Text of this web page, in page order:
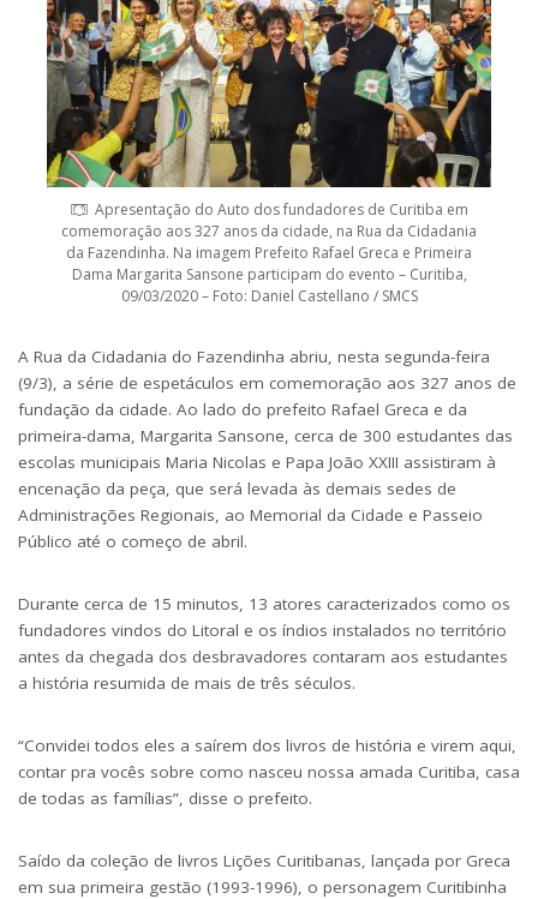
Apresentação do Auto dos fundadores de Curitiba em
comemoração aos 327 anos da cidade, na Rua da Cidadania
da Fazendinha. Na imagem Prefeito Rafael Greca e Primeira
Dama Margarita Sansone participam do evento – Curitiba,
09/03/2020 – Foto: Daniel Castellano / SMCS
A Rua da Cidadania do Fazendinha abriu, nesta segunda-feira
(9/3), a série de espetáculos em comemoração aos 327 anos de
fundação da cidade. Ao lado do prefeito Rafael Greca e da
primeira-dama, Margarita Sansone, cerca de 300 estudantes das
escolas municipais Maria Nicolas e Papa João XXIII assistiram à
encenação da peça, que será levada às demais sedes de
Administrações Regionais, ao Memorial da Cidade e Passeio
Público até o começo de abril.
Durante cerca de 15 minutos, 13 atores caracterizados como os
fundadores vindos do Litoral e os índios instalados no território
antes da chegada dos desbravadores contaram aos estudantes
a história resumida de mais de três séculos.
“Convidei todos eles a saírem dos livros de história e virem aqui,
contar pra vocês sobre como nasceu nossa amada Curitiba, casa
de todas as famílias”, disse o prefeito.
Saído da coleção de livros Lições Curitibanas, lançada por Greca
em sua primeira gestão (1993-1996), o personagem Curitibinha